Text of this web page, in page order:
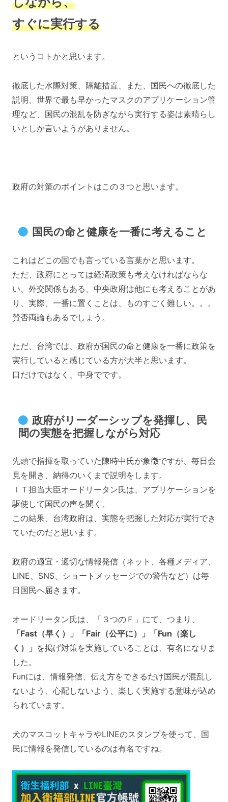
すぐに実行する
というコトかと思います。
徹底した水際対策、隔離措置、また、国民への徹底した
説明、世界で最も早かったマスクのアプリケーション管
理など、国民の混乱を防ぎながら実行する姿は素晴らし
いとしか言いようがありません。
政府の対策のポイントはこの３つと思います。
国民の命と健康を一番に考えること
これはどこの国でも言っている言葉かと思います。
ただ、政府にとっては経済政策も考えなければならな
い、外交関係もある、中央政府は他にも考えることがあ
り、実際、一番に置くことは、ものすごく難しい。。。
賛否両論もあるでしょう。
ただ、台湾では、政府が国民の命と健康を一番に政策を
実行していると感じている方が大半と思います。
口だけではなく、中身でです。
政府がリーダーシップを発揮し、民
間の実態を把握しながら対応
先頭で指揮を取っていた陳時中氏が象徴ですが、毎日会
見を開き、納得のいくまで説明をします。
ＩＴ担当大臣オードリータン氏は、アプリケーションを
駆使して国民の声を聞く、
この結果、台湾政府は、実態を把握した対応が実行でき
ていたのだと思います。
政府の適宜・適切な情報発信（ネット、各種メディア、
LINE、SNS、ショートメッセージでの警告など）は毎
日国民へ届きます。
オードリータン氏は、「３つのＦ」にて、つまり、
「Fast（早く）」「Fair（公平に）」「Fun（楽し
く）」 を掲げ対策を実施していることは、有名になりま
した。
Funには、情報発信、伝え方をできるだけ国民が混乱し
ないよう、心配しないよう、楽しく実施する意味が込め
られています。
犬のマスコットキャラやLINEのスタンプを使って、国
民に情報を発信しているのは有名ですね。